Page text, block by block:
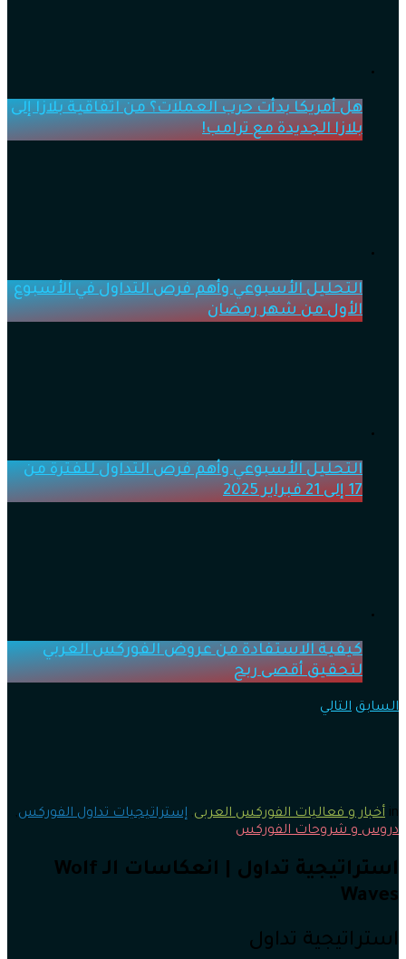
هل أمريكا بدأت حرب العملات؟ من اتفاقية بلازا إلى
بلازا الجديدة مع ترامب!
التحليل الأسبوعي وأهم فرص التداول في الأسبوع
الأول من شهر رمضان
التحليل الأسبوعي وأهم فرص التداول للفترة من
17 إلى 21 فبراير 2025
كيفية الاستفادة من عروض الفوركس العربي
لتحقيق أقصى ربح
السابق التالي
in أخبار و فعاليات الفوركس العربى إستراتيجيات تداول الفوركس
دروس و شروحات الفوركس
استراتيجية تداول | انعكاسات الـ Wolf
Waves
استراتيجية تداول